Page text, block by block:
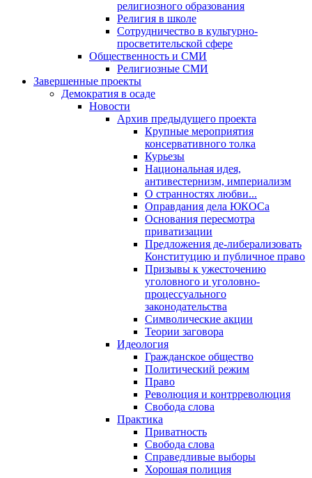
религиозного образования
Религия в школе
Сотрудничество в культурно-
просветительской сфере
Общественность и СМИ
Религиозные СМИ
Завершенные проекты
Демократия в осаде
Новости
Архив предыдущего проекта
Крупные мероприятия
консервативного толка
Курьезы
Национальная идея,
антивестернизм, империализм
О странностях любви...
Оправдания дела ЮКОСа
Основания пересмотра
приватизации
Предложения де-либерализовать
Конституцию и публичное право
Призывы к ужесточению
уголовного и уголовно-
процессуального
законодательства
Символические акции
Теории заговора
Идеология
Гражданское общество
Политический режим
Право
Революция и контрреволюция
Свобода слова
Практика
Приватность
Свобода слова
Справедливые выборы
Хорошая полиция